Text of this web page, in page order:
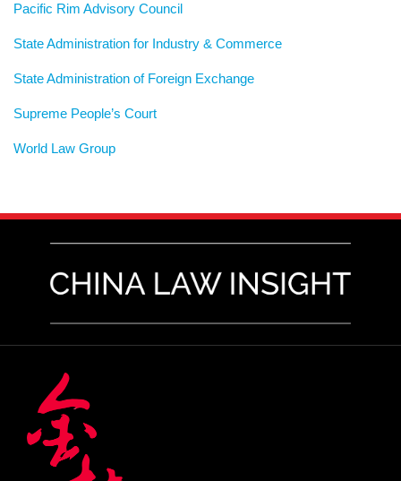
Pacific Rim Advisory Council
State Administration for Industry & Commerce
State Administration of Foreign Exchange
Supreme People’s Court
World Law Group